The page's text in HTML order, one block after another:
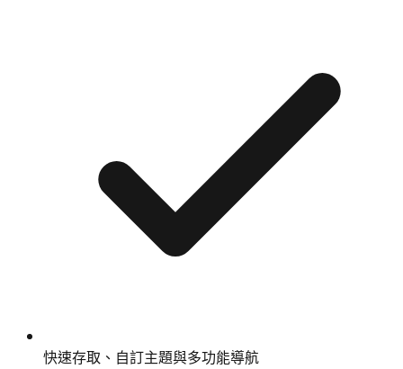
快速存取、自訂主題與多功能導航